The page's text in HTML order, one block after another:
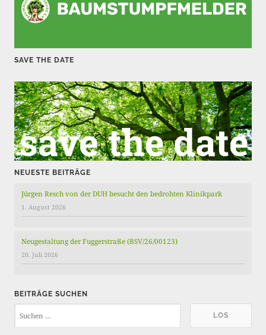
i
r
g
e
SAVE THE DATE
NEUESTE BEITRÄGE
Jürgen Resch von der DUH besucht den bedrohten Klinikpark
1. August 2026
Neugestaltung der Fuggerstraße (BSV/26/00123)
20. Juli 2026
BEITRÄGE SUCHEN